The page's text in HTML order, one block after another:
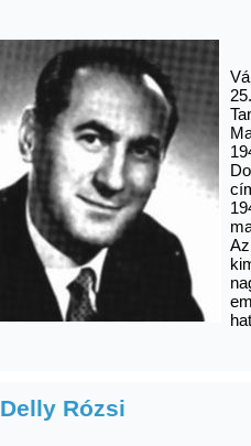
Delly Rózsi